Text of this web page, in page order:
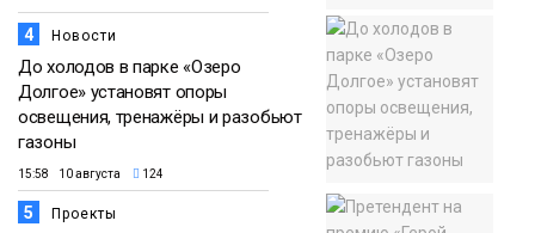
4 Новости
До холодов в парке «Озеро
Долгое» установят опоры
освещения, тренажёры и разобьют
газоны
15:58 10 августа 124
5 Проекты